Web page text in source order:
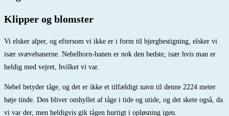
Klipper og blomster
Vi elsker alper, og eftersom vi ikke er i form til bjergbestigning, elsker vi
især svævebanerne. Nebelhorn-banen er nok den bedste, især hvis man er
heldig med vejret, hvilket vi var.
Nebel betyder tåge, og det er ikke et tilfældigt navn til denne 2224 meter
høje tinde. Den bliver omhyllet af tåge i tide og utide, og det skete også, da
vi var der, men heldigvis gik tågen hurtigt i opløsning igen.